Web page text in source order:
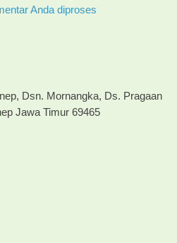
Anda diproses
Dsn. Mornangka, Ds. Pragaan
Jawa Timur 69465